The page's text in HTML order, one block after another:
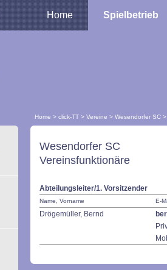
Home Spielbetrieb
Home > click-TT > Vereine > Wesendorfer SC >
Wesendorfer SC
Vereinsfunktionäre
Abteilungsleiter/1. Vorsitzender
Name, Vorname E-
Drögemüller, Bernd